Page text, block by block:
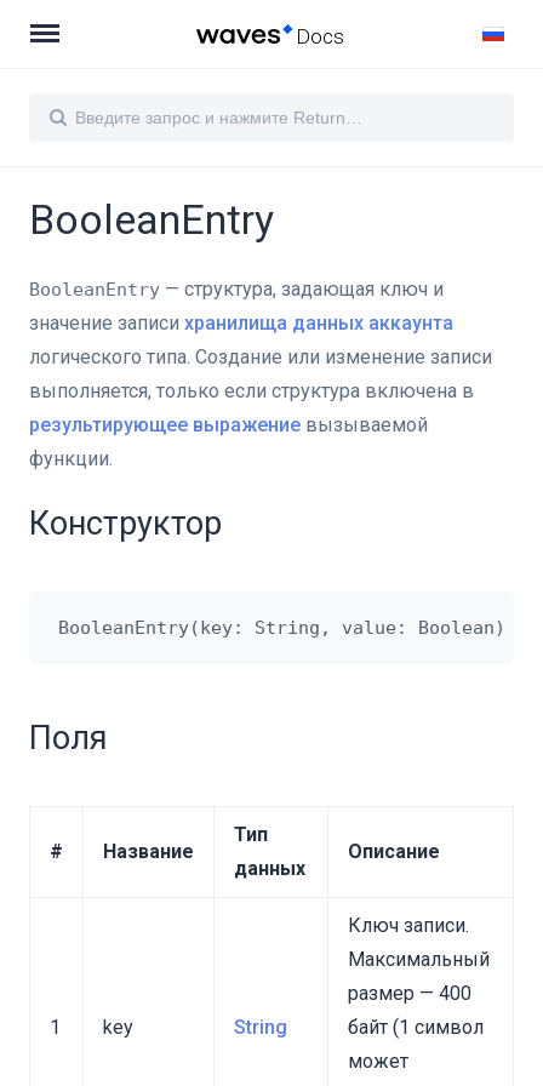
Docs
BooleanEntry
BooleanEntry — структура, задающая ключ и
значение записи хранилища данных аккаунта
логического типа. Создание или изменение записи
выполняется, только если структура включена в
результирующее выражение вызываемой
функции.
Конструктор
Поля
# Название
Тип
данных
Описание
1 key String
Ключ записи.
Максимальный
размер — 400
байт (1 символ
может